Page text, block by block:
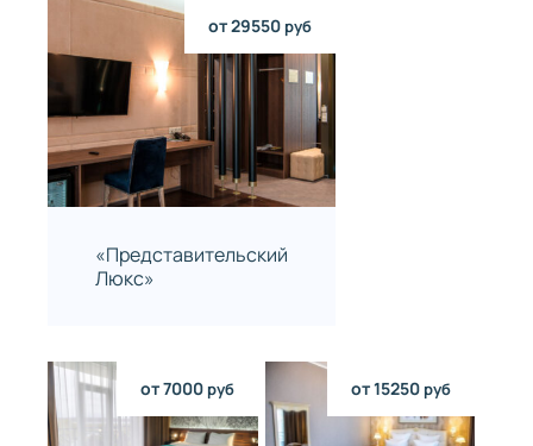
«Представительский
Люкс»
от 29550руб
от 7000руб от 15250руб